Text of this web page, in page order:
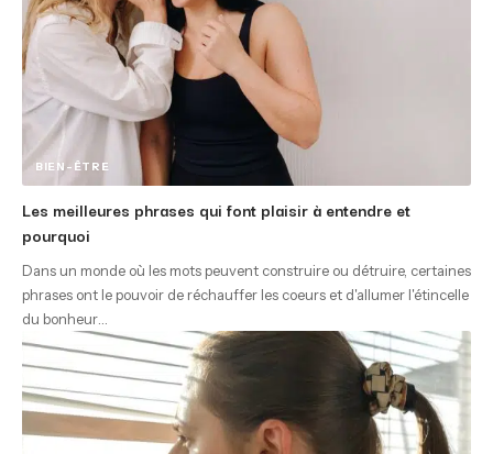
BIEN-ÊTRE
Les meilleures phrases qui font plaisir à entendre et
pourquoi
Dans un monde où les mots peuvent construire ou détruire, certaines
phrases ont le pouvoir de réchauffer les coeurs et d'allumer l'étincelle
du bonheur